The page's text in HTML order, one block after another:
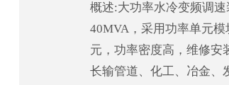
概述:大功率水冷变频调
40MVA，采用功率单元
元，功率密度高，维修安
长输管道、化工、冶金、